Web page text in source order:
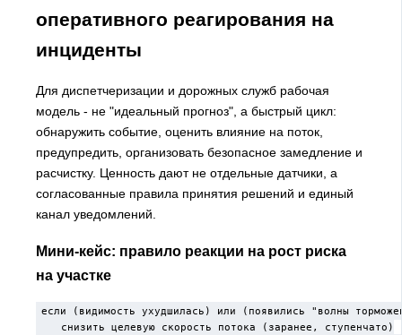
оперативного реагирования на
инциденты
Для диспетчеризации и дорожных служб рабочая
модель - не "идеальный прогноз", а быстрый цикл:
обнаружить событие, оценить влияние на поток,
предупредить, организовать безопасное замедление и
расчистку. Ценность дают не отдельные датчики, а
согласованные правила принятия решений и единый
канал уведомлений.
Мини-кейс: правило реакции на рост риска
на участке
если (видимость ухудшилась) или (появились "волны
    снизить целевую скорость потока (заранее, ступенчато)